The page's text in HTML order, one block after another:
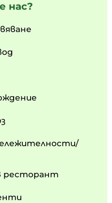
нас?
ресторант